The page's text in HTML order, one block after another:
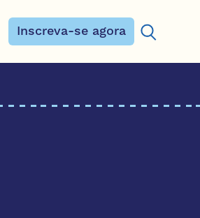
Inscreva-se agora
Procurar: